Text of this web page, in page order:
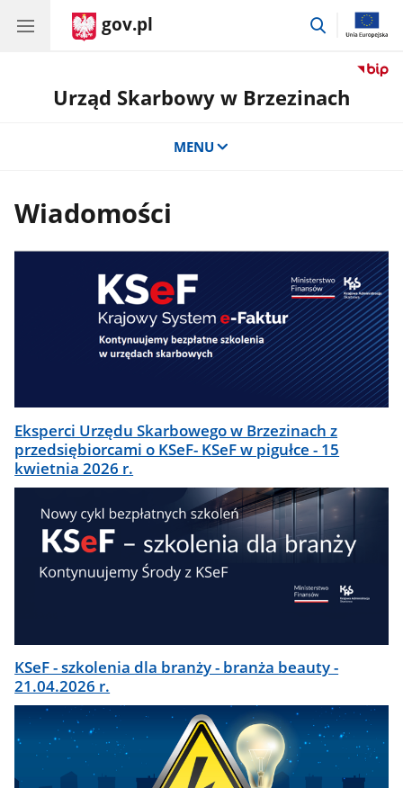
gov.pl
przejdź
Urząd Skarbowy w Brzezinach
MENU
Wiadomości
Eksperci Urzędu Skarbowego w Brzezinach z
przedsiębiorcami o KSeF- KSeF w pigułce - 15
kwietnia 2026 r.
KSeF - szkolenia dla branży - branża beauty -
21.04.2026 r.